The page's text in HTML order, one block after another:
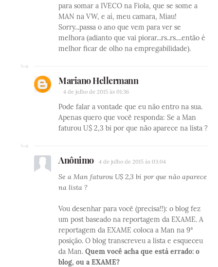
para somar a IVECO na Fiola, que se some a
MAN na VW, e aí, meu camara, Miau!
Sorry...passa o ano que vem para ver se
melhora (adianto que vai piorar...rs..rs....então é
melhor ficar de olho na empregabilidade).
Mariano Hellermann
4 de julho de 2015 às 01:36
Pode falar a vontade que eu não entro na sua.
Apenas quero que você responda: Se a Man
faturou U$ 2,3 bi por que não aparece na lista ?
Anônimo 4 de julho de 2015 às 03:04
Se a Man faturou U$ 2,3 bi por que não aparece
na lista ?
Vou desenhar para você (precisa!!): o blog fez
um post baseado na reportagem da EXAME. A
reportagem da EXAME coloca a Man na 9ª
posição. O blog transcreveu a lista e esqueceu
da Man. Quem você acha que está errado: o
blog, ou a EXAME?